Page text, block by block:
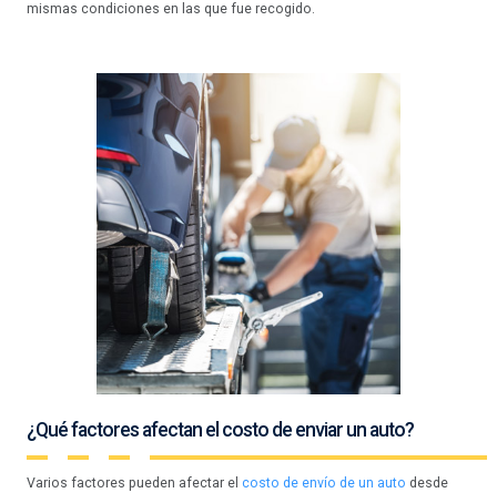
mismas condiciones en las que fue recogido.
¿Qué factores afectan el costo de enviar un auto?
Varios factores pueden afectar el costo de envío de un auto desde